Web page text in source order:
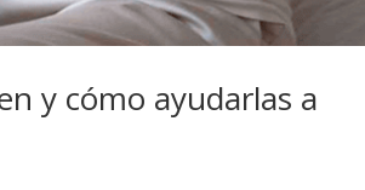
y cómo ayudarlas a